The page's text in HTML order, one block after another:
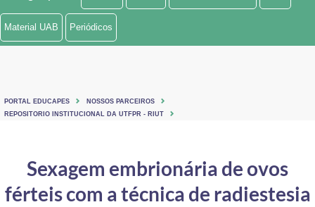
Ministério de Minas e Energia
Ministério do Turismo
Controladoria-Geral da União
Material UAB Periódicos
PORTAL EDUCAPES
NOSSOS PARCEIROS
REPOSITORIO INSTITUCIONAL DA UTFPR - RIUT
Sexagem embrionária de ovos
férteis com a técnica de radiestesia